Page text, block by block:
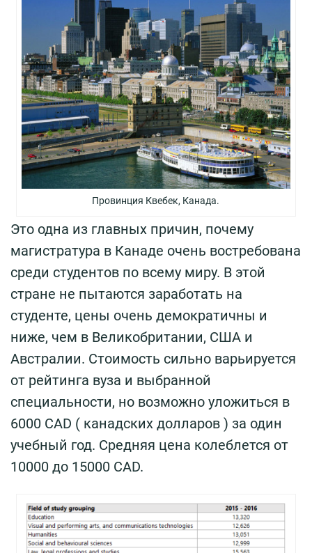
Провинция Квебек, Канада.
Это одна из главных причин, почему
магистратура в Канаде очень востребована
среди студентов по всему миру. В этой
стране не пытаются заработать на
студенте, цены очень демократичны и
ниже, чем в Великобритании, США и
Австралии. Стоимость сильно варьируется
от рейтинга вуза и выбранной
специальности, но возможно уложиться в
6000 CAD ( канадских долларов ) за один
учебный год. Средняя цена колеблется от
10000 до 15000 CAD.